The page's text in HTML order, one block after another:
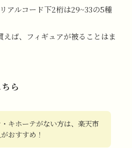
アルコード下2桁は29~33の5種
ば、フィギュアが被ることはま
ら
キホーテがない方は、楽天市
おすすめ！